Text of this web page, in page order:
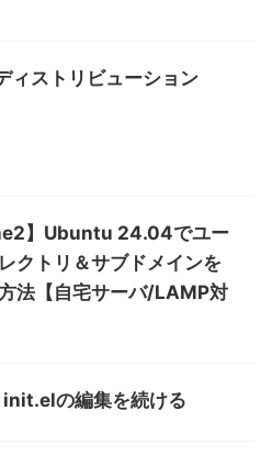
ィストリビューション
】Ubuntu 24.04でユー
クトリ＆サブドメインを
法【自宅サーバ/LAMP対
の編集を続ける